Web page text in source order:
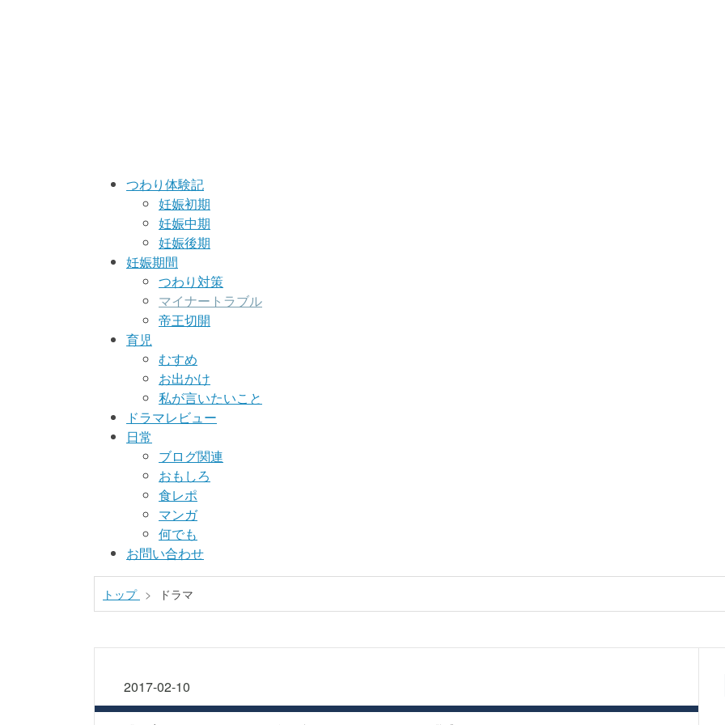
つわり体験記
妊娠初期
妊娠中期
妊娠後期
妊娠期間
つわり対策
マイナートラブル
帝王切開
育児
むすめ
お出かけ
私が言いたいこと
ドラマレビュー
日常
ブログ関連
おもしろ
食レポ
マンガ
何でも
お問い合わせ
トップ > ドラマ
2017-02-10